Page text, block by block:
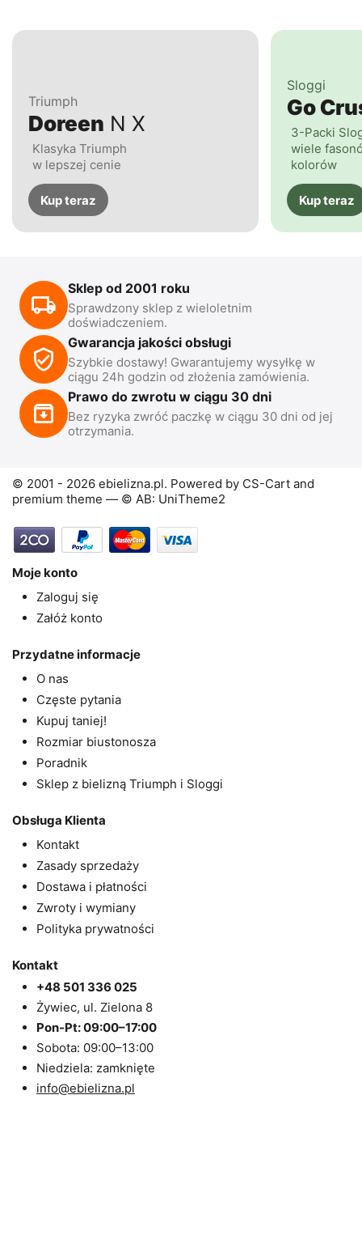
Triumph
Doreen N X
Klasyka Triumph
w lepszej cenie
Kup teraz
Sloggi
Go
3-Packi
wiele
kolorów
Kup teraz
Sklep od 2001 roku
Sprawdzony sklep z wieloletnim
doświadczeniem.
Gwarancja jakości obsługi
Szybkie dostawy! Gwarantujemy wysyłkę w
ciągu 24h godzin od złożenia zamówienia.
Prawo do zwrotu w ciągu 30 dni
Bez ryzyka zwróć paczkę w ciągu 30 dni od jej
otrzymania.
© 2001 - 2026 ebielizna.pl. Powered by CS-Cart and
premium theme — © AB: UniTheme2
Moje konto
Zaloguj się
Załóż konto
Przydatne informacje
O nas
Częste pytania
Kupuj taniej!
Rozmiar biustonosza
Poradnik
Sklep z bielizną Triumph i Sloggi
Obsługa Klienta
Kontakt
Zasady sprzedaży
Dostawa i płatności
Zwroty i wymiany
Polityka prywatności
Kontakt
+48 501 336 025
Żywiec, ul. Zielona 8
Pon-Pt: 09:00–17:00
Sobota: 09:00–13:00
Niedziela: zamknięte
info@ebielizna.pl